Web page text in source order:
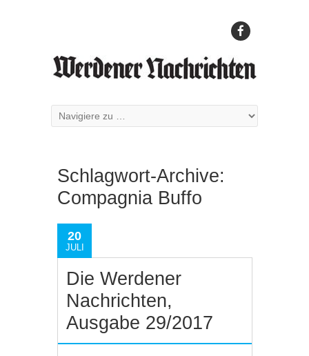
Schlagwort-Archive:
Compagnia Buffo
20
JULI
Die Werdener
Nachrichten,
Ausgabe 29/2017